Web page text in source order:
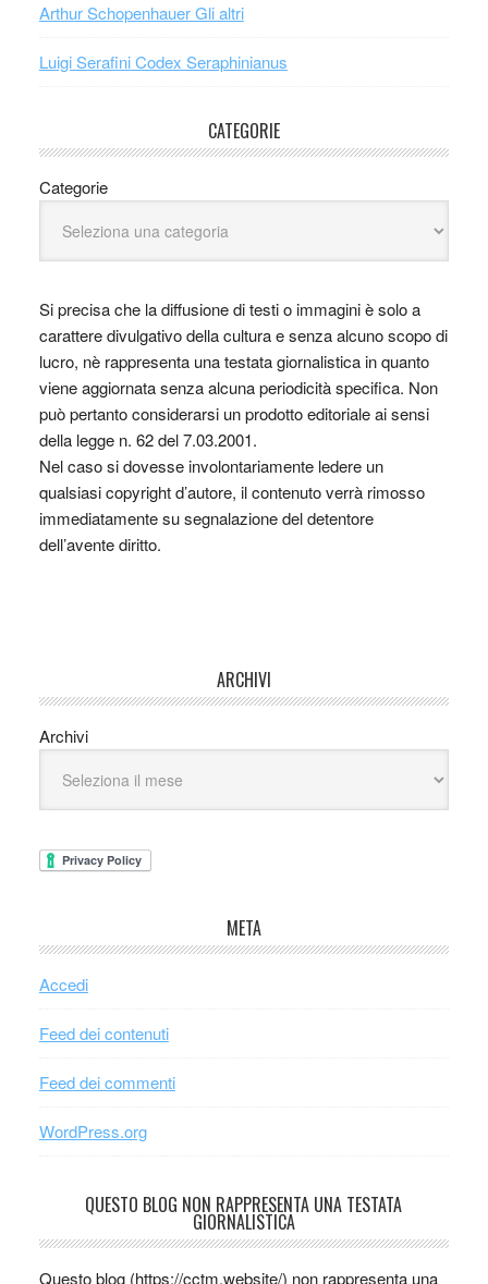
Arthur Schopenhauer Gli altri
Luigi Serafini Codex Seraphinianus
CATEGORIE
Categorie
Si precisa che la diffusione di testi o immagini è solo a
carattere divulgativo della cultura e senza alcuno scopo di
lucro, nè rappresenta una testata giornalistica in quanto
viene aggiornata senza alcuna periodicità specifica. Non
può pertanto considerarsi un prodotto editoriale ai sensi
della legge n. 62 del 7.03.2001.
Nel caso si dovesse involontariamente ledere un
qualsiasi copyright d’autore, il contenuto verrà rimosso
immediatamente su segnalazione del detentore
dell’avente diritto.
ARCHIVI
Archivi
META
Accedi
Feed dei contenuti
Feed dei commenti
WordPress.org
QUESTO BLOG NON RAPPRESENTA UNA TESTATA
GIORNALISTICA
Questo blog (https://cctm.website/) non rappresenta una